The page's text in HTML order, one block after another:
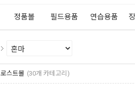
정품볼 필드용품 연습용품
로스트볼 (30개 카테고리)